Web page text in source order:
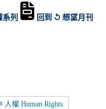
列 回到 ↺ 想望月刊
人權 Human Rights